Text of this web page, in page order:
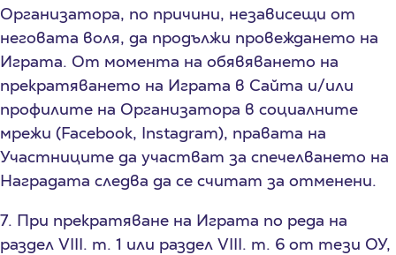
Организатора, по причини, независещи от
неговата воля, да продължи провеждането на
Играта. От момента на обявяването на
прекратяването на Играта в Сайта и/или
профилите на Организатора в социалните
мрежи (Facebook, Instagram), правата на
Участниците да участват за спечелването на
Наградата следва да се считат за отменени.
7. При прекратяване на Играта по реда на
раздел VIII. т. 1 или раздел VIII. т. 6 от тези ОУ,